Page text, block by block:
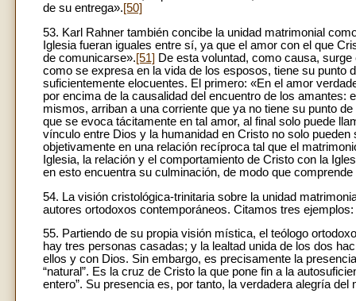
de su entrega».[50]
53. Karl Rahner también concibe la unidad matrimonial
Iglesia fueran iguales entre sí, ya que el amor con el que
de comunicarse».[51] De esta voluntad, como causa,
como se expresa en la vida de los esposos, tiene su punto
suficientemente elocuentes. El primero: «En el amor
por encima de la causalidad del encuentro de los
mismos, arriban a una corriente que ya no tiene su punto
que se evoca tácitamente en tal amor, al final solo puede
vínculo entre Dios y la humanidad en Cristo no solo
objetivamente en una relación recíproca tal que el
Iglesia, la relación y el comportamiento de Cristo con la
en esto encuentra su culminación, de modo que
54. La visión cristológica-trinitaria sobre la unidad
autores ortodoxos contemporáneos. Citamos tres ejemplos:
55. Partiendo de su propia visión mística, el teólogo
hay tres personas casadas; y la lealtad unida de los dos
ellos y con Dios. Sin embargo, es precisamente la
“natural”. Es la cruz de Cristo la que pone fin a la
entero”. Su presencia es, por tanto, la verdadera alegría del